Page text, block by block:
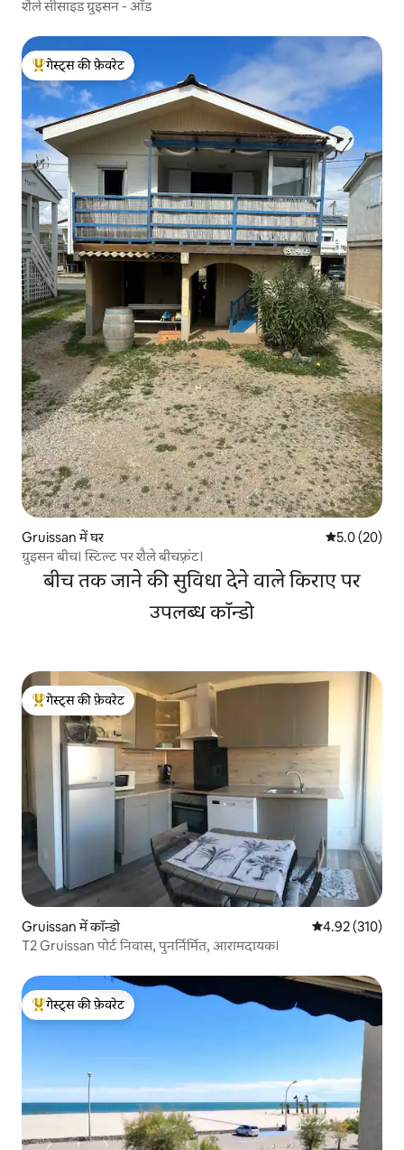
शैले सीसाइड ग्रुइसन - ऑड
गेस्ट्स का टॉप फ़ेवरेट
गेस्ट्स की फ़ेवरेट
Gruissan में घर औसत रेटिंग 5
5.0 (20)
ग्रुइसन बीच। स्टिल्ट पर शैले बीचफ़्रंट।
बीच तक जाने की सुविधा देने वाले किराए पर
उपलब्ध कॉन्डो
गेस्ट्स का टॉप फ़ेवरेट
गेस्ट्स की फ़ेवरेट
Gruissan में कॉन्डो औसत रेटिंग 5 में से
4.92 (310)
T2 Gruissan पोर्ट निवास, पुनर्निर्मित, आरामदायक।
गेस्ट्स का टॉप फ़ेवरेट
गेस्ट्स की फ़ेवरेट